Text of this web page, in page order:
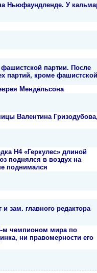
Ньюфаундленде. У
партии. После
партий, кроме фашистской
Мендельсона
Валентина Гризодубова,
H4 «Геркулес» длиной
поднялся в воздух на
поднимался
зам. главного редактора
м чемпионом мира по
ни правомерности его